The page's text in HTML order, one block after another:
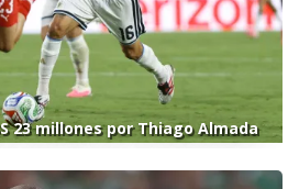
23 millones por Thiago Almada